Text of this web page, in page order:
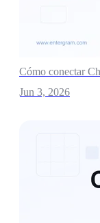
Cómo conectar
Jun 3, 2026